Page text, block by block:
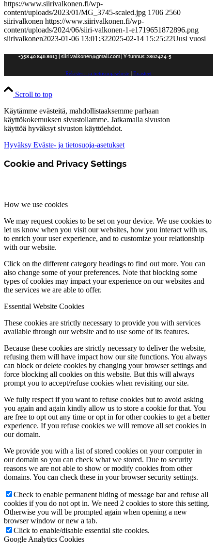
https://www.siirivalkonen.fi/wp-
content/uploads/2023/01/MG_3745-scaled.jpg 1706 2560
siirivalkonen https://www.siirivalkonen.fi/wp-
content/uploads/2024/06/siiri-valkonen-1-e1719651872896.png
siirivalkonen2023-01-06 13:01:322025-02-14 15:25:22Uusi vuosi
+358 40 846 8613 | siiri.valkonen@gmail.com | Y-tunnus: 2862424-5
Rekisteri- ja tietosuojaseloste | Evästeet
Scroll to top
Käytämme evästeitä, mahdollistaaksemme parhaan
käyttökokemuksen sivustollamme. Jatkamalla sivuston
käyttöä hyväksyt sivuston käyttöehdot.
Hyväksy Eväste- ja tietosuoja-asetukset
Cookie and Privacy Settings
How we use cookies
We may request cookies to be set on your device. We use cookies to
let us know when you visit our websites, how you interact with us,
to enrich your user experience, and to customize your relationship
with our website.
Click on the different category headings to find out more. You can
also change some of your preferences. Note that blocking some
types of cookies may impact your experience on our websites and
the services we are able to offer.
Essential Website Cookies
These cookies are strictly necessary to provide you with services
available through our website and to use some of its features.
Because these cookies are strictly necessary to deliver the website,
refusing them will have impact how our site functions. You always
can block or delete cookies by changing your browser settings and
force blocking all cookies on this website. But this will always
prompt you to accept/refuse cookies when revisiting our site.
We fully respect if you want to refuse cookies but to avoid asking
you again and again kindly allow us to store a cookie for that. You
are free to opt out any time or opt in for other cookies to get a better
experience. If you refuse cookies we will remove all set cookies in
our domain.
We provide you with a list of stored cookies on your computer in
our domain so you can check what we stored. Due to security
reasons we are not able to show or modify cookies from other
domains. You can check these in your browser security settings.
Check to enable permanent hiding of message bar and refuse all
cookies if you do not opt in. We need 2 cookies to store this setting.
Otherwise you will be prompted again when opening a new
browser window or new a tab.
Click to enable/disable essential site cookies.
Google Analytics Cookies